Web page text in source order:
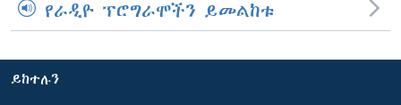
የራዲዮ ፕሮግራሞችን ይመልከቱ
ይከተሉን